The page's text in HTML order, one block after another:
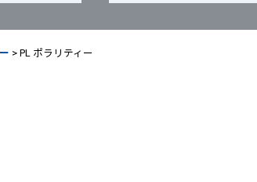
> PL ポラリティー